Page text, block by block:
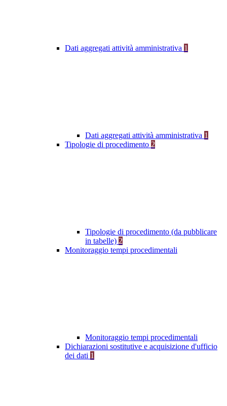
Dati aggregati attività amministrativa 1
Dati aggregati attività amministrativa 1
Tipologie di procedimento 2
Tipologie di procedimento (da pubblicare
in tabelle) 2
Monitoraggio tempi procedimentali
Monitoraggio tempi procedimentali
Dichiarazioni sostitutive e acquisizione d'ufficio
dei dati 1